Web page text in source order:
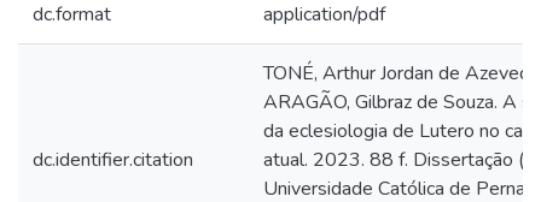
dc.format application/pdf
dc.identifier.citation
TONÉ, Arthur Jordan de
ARAGÃO, Gilbraz de Souza. A
da eclesiologia de Lutero no
atual. 2023. 88 f. Dissertação
Universidade Católica de